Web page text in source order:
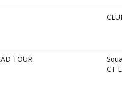
TOUR
CT